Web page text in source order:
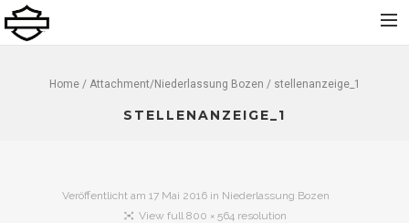
Vermietung
Home/ Attachment/Niederlassung Bozen / stellenanzeige_1
STELLENANZEIGE_1
Veröffentlicht am 17 Mai 2016in Niederlassung Bozen
View full 800 × 564 resolution